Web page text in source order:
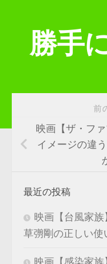
勝手
前
映画【ザ・フ
イメージの違
最近の投稿
映画【台風家
草彅剛の正しい使